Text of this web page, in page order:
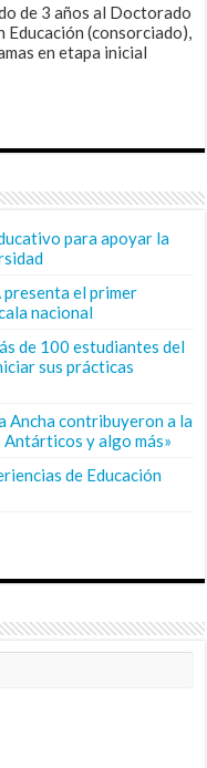
de 3 años al Doctorado
(consorciado),
en etapa inicial
para apoyar la
presenta el primer
nacional
de 100 estudiantes del
sus prácticas
Ancha contribuyeron a la
y algo más»
de Educación